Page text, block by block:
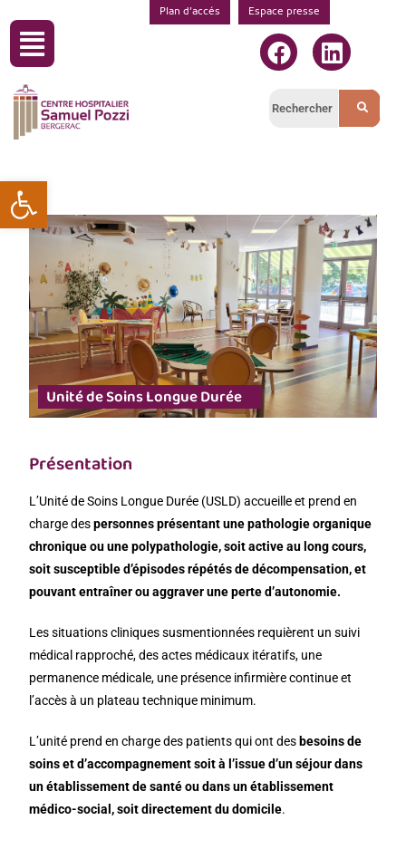
Ouvrir la barre d’outils
Plan d’accés Espace presse
Unité de Soins Longue Durée
Présentation
L’Unité de Soins Longue Durée (USLD) accueille et prend en
charge despersonnes présentant une pathologie organique
chronique ou une polypathologie, soit active au long cours,
soit susceptible d’épisodes répétés de décompensation, et
pouvant entraîner ou aggraver une perte d’autonomie.
Les situations cliniques susmentionnées requièrent un suivi
médical rapproché, des actes médicaux itératifs, une
permanence médicale, une présence infirmière continue et
l’accès à un plateau technique minimum.
L’unité prend en charge des patients qui ont des besoins de
soins et d’accompagnement soit à l’issue d’un séjour dans
un établissement de santé ou dans un établissement
médico-social, soit directement du domicile.